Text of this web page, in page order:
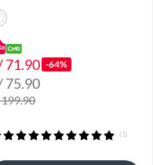
71.90 -64%
75.90
199.90
(1)